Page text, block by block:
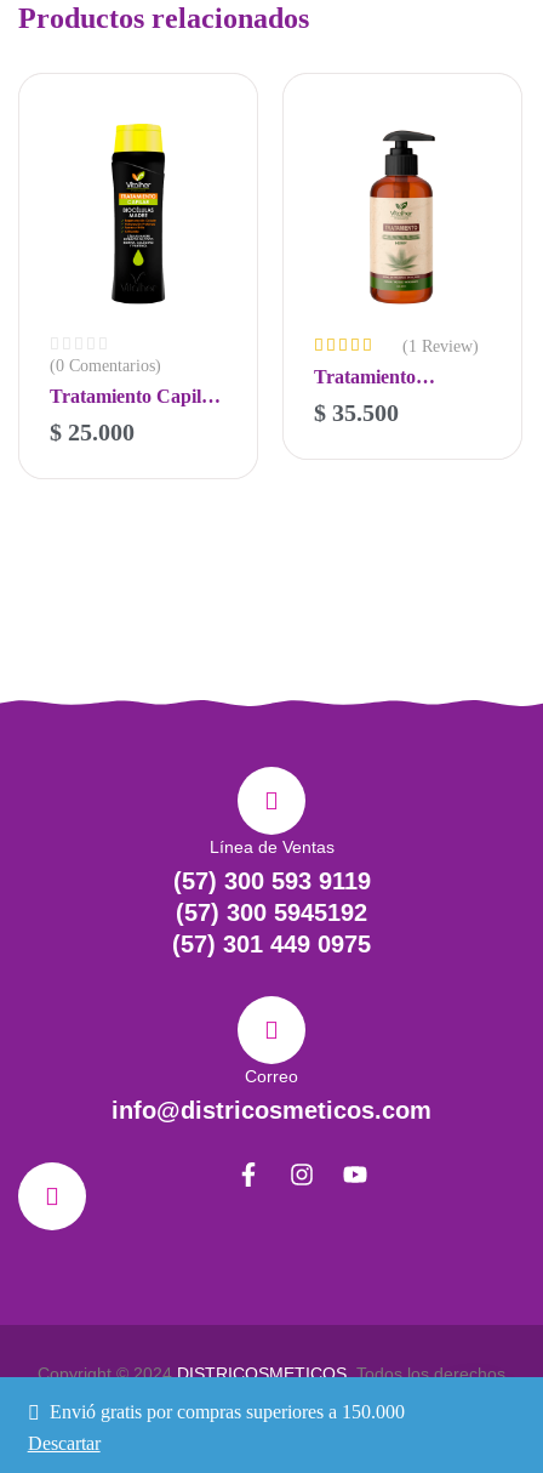
Envió gratis por compras superiores a 150.000
Descartar
Productos relacionados
(0 Comentarios)
Tratamiento Capilar
Biocelulas Madre
$ 25.000
-
Valorado
con5.00
de 5
(1 Review)
Tratamiento
Cannabis Vitalher
$ 35.500
-
Línea de Ventas
(57) 300 593 9119
(57) 300 5945192
(57) 301 449 0975
Correo
info@districosmeticos.com
Copyright © 2024DISTRICOSMETICOS. Todos los derechos
Política de Privacidad